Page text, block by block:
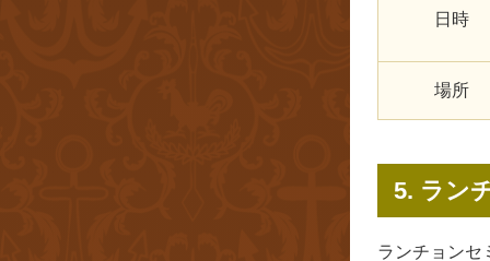
日時
場所
5. ラン
ランチョンセ